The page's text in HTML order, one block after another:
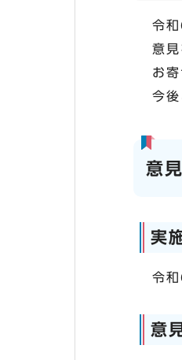
令
意
お
今
意
実
令
意